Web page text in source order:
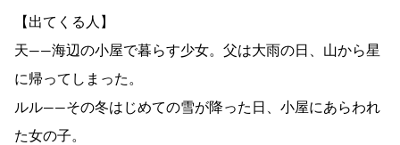
【出てくる人】
天――海辺の小屋で暮らす少女。父は大雨の日、山から星
に帰ってしまった。
ルル――その冬はじめての雪が降った日、小屋にあらわれ
た女の子。